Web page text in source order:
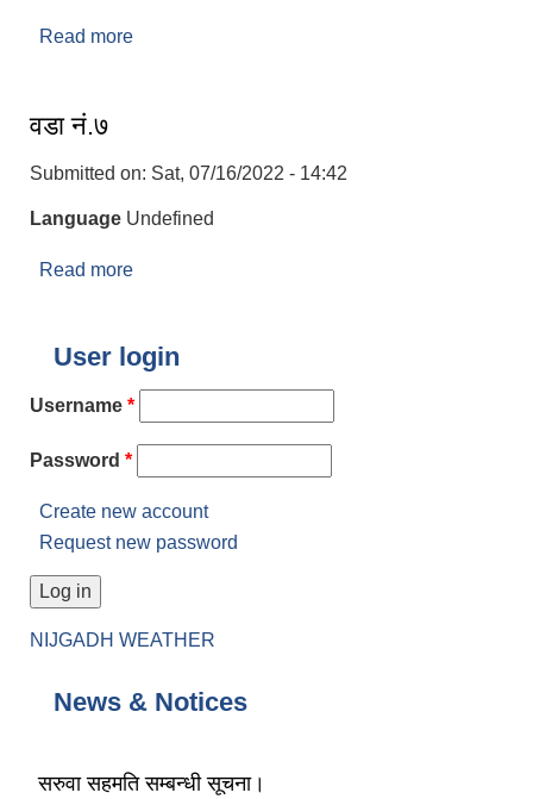
Read more
वडा नं.७
Submitted on: Sat, 07/16/2022 - 14:42
Language Undefined
Read more
User login
Username *
Password *
Create new account
Request new password
NIJGADH WEATHER
News & Notices
सरुवा सहमति सम्बन्धी सूचना।